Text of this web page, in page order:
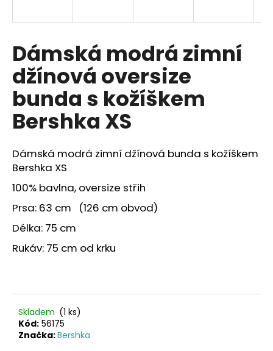
Dámská modrá zimní
džínová oversize
bunda s kožíškem
Bershka XS
Dámská modrá zimní džínová bunda s kožíškem
Bershka XS
100% bavlna, oversize střih
Prsa: 63 cm (126 cm obvod)
Délka: 75 cm
Rukáv: 75 cm od krku
Skladem (1 ks)
Kód: 56175
Značka:Bershka
í
t
?